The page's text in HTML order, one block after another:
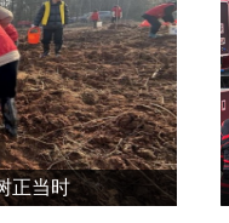
正当时